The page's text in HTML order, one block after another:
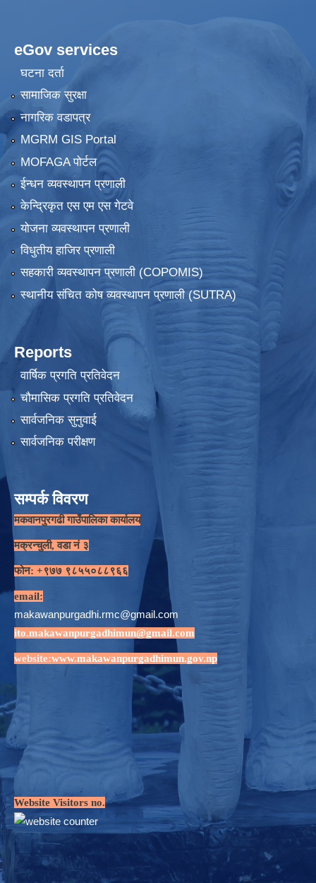
eGov services
घटना दर्ता
सामाजिक सुरक्षा
नागरिक वडापत्र
MGRM GIS Portal
MOFAGA पोर्टल
ईन्धन व्यवस्थापन प्रणाली
केन्द्रिकृत एस एम एस गेटवे
योजना व्यवस्थापन प्रणाली
विधुतीय हाजिर प्रणाली
सहकारी व्यवस्थापन प्रणाली (COPOMIS)
स्थानीय संचित कोष व्यवस्थापन प्रणाली (SUTRA)
Reports
वार्षिक प्रगति प्रतिवेदन
चौमासिक प्रगति प्रतिवेदन
सार्वजनिक सुनुवाई
सार्वजनिक परीक्षण
सम्पर्क विवरण
मकवानपुरगढी गाउँपालिका कार्यालय
मक्रन्चुली, वडा नं ३
फोन: +९७७ ९८५५०८८९६६
email:
makawanpurgadhi.rmc@gmail.com
ito.makawanpurgadhimun@gmail.com
website:www.makawanpurgadhimun.gov.np
Website Visitors no.